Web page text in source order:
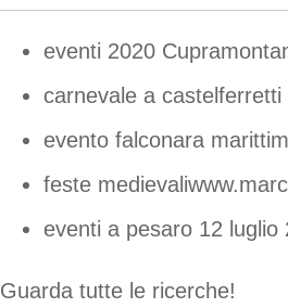
eventi 2020
carnevale a castelferretti
evento falconara
feste
eventi a pesaro 12 luglio
Guarda tutte le ricerche!